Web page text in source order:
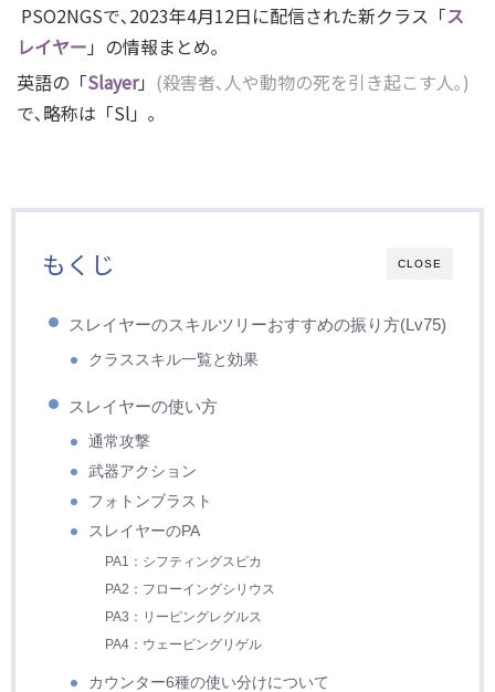
PSO2NGSで､2023年4月12日に配信された新クラス「ス
レイヤー 」の情報まとめ｡
英語の「Slayer」 (殺害者､人や動物の死を引き起こす人｡)
で､略称は「Sl」｡
CLOSE
もくじ
スレイヤーのスキルツリーおすすめの振り方(Lv75)
クラススキル一覧と効果
スレイヤーの使い方
通常攻撃
武器アクション
フォトンブラスト
スレイヤーのPA
PA1：シフティングスピカ
PA2：フローイングシリウス
PA3：リーピングレグルス
PA4：ウェービングリゲル
カウンター6種の使い分けについて